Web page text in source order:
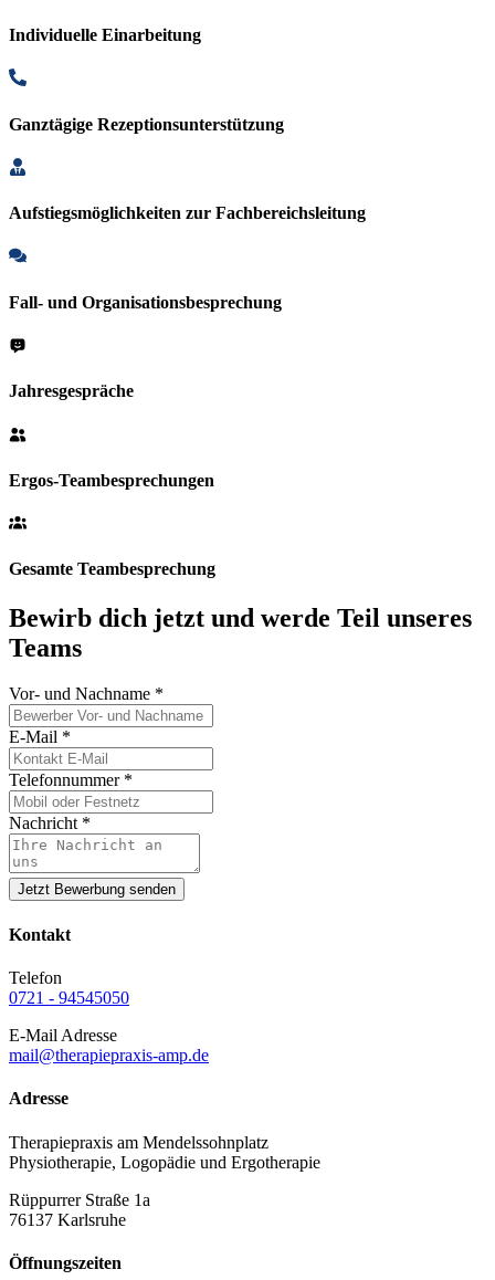
Individuelle Einarbeitung
Ganztägige Rezeptionsunterstützung
Aufstiegsmöglichkeiten zur Fachbereichsleitung
Fall- und Organisationsbesprechung
Jahresgespräche
Ergos-Teambesprechungen
Gesamte Teambesprechung
Bewirb dich jetzt und werde Teil unseres
Teams
Vor- und Nachname *
E-Mail *
Telefonnummer *
Nachricht *
Jetzt Bewerbung senden
Kontakt
Telefon
0721 - 94545050
E-Mail Adresse
mail@therapiepraxis-amp.de
Adresse
Therapiepraxis am Mendelssohnplatz
Physiotherapie, Logopädie und Ergotherapie
Rüppurrer Straße 1a
76137 Karlsruhe
Öffnungszeiten